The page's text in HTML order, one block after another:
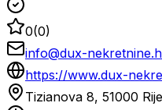
0(0)
info@dux-
https://www.dux-
Tizianova 8, 51000